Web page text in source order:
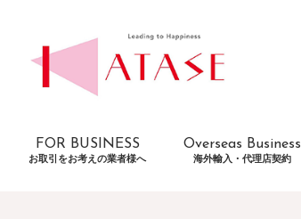
FOR BUSINESS
お取引をお考えの業者様へ
Overseas Business
海外輸入・代理店契約